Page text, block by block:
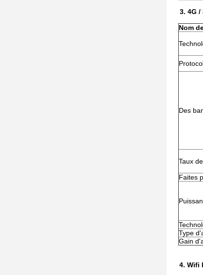
3. 4G /
Nom
Des
Taux
Faites
Type
Gain
4. Wifi